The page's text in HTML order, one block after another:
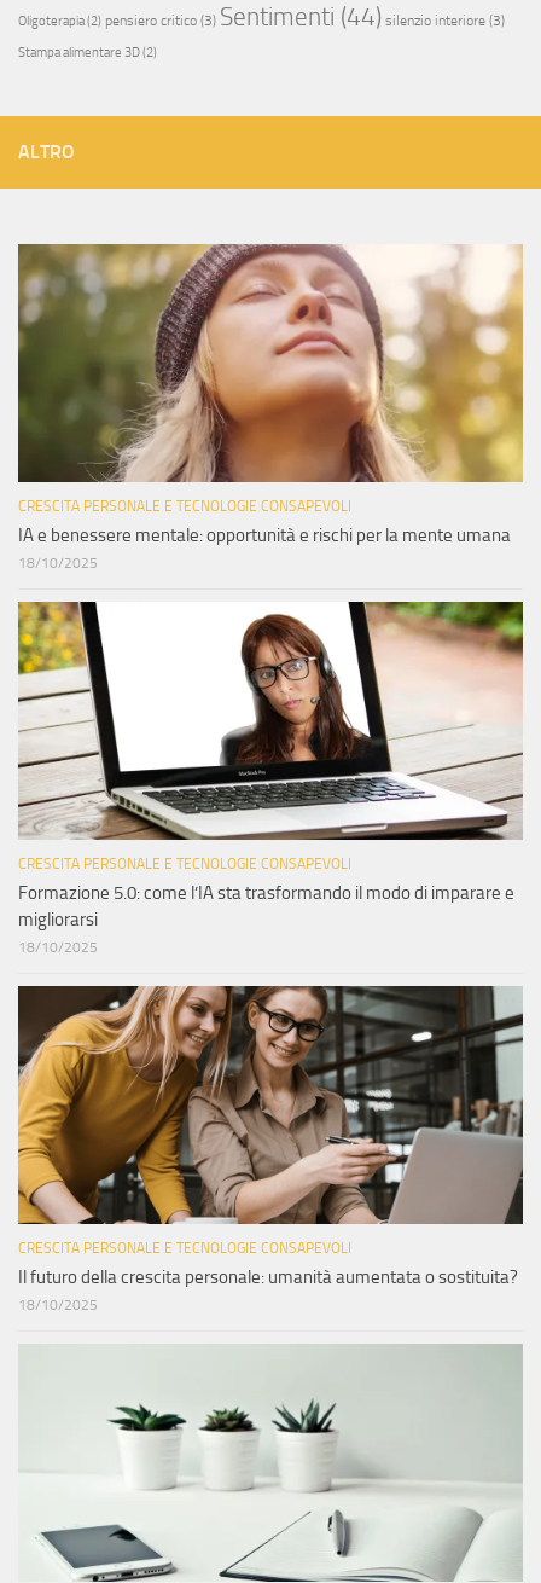
Oligoterapia(2) pensiero critico (3) Sentimenti (44) silenzio interiore (3)
Stampa alimentare 3D(2)
ALTRO
CRESCITA PERSONALE E TECNOLOGIE CONSAPEVOLI
IA e benessere mentale: opportunità e rischi per la mente umana
18/10/2025
CRESCITA PERSONALE E TECNOLOGIE CONSAPEVOLI
Formazione 5.0: come l’IA sta trasformando il modo di imparare e
migliorarsi
18/10/2025
CRESCITA PERSONALE E TECNOLOGIE CONSAPEVOLI
Il futuro della crescita personale: umanità aumentata o sostituita?
18/10/2025